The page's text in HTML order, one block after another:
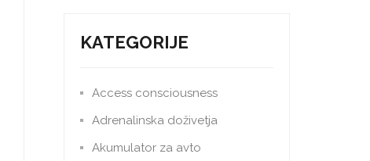
KATEGORIJE
Access consciousness
Adrenalinska doživetja
Akumulator za avto